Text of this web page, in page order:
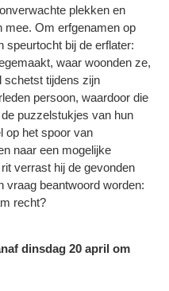
plekken en
mee. Om erfgenamen op
speurtocht bij de erflater:
waar woonden ze,
schetst tijdens zijn
persoon, waardoor die
puzzelstukjes van hun
op het spoor van
naar een mogelijke
verrast hij de gevonden
vraag beantwoord worden:
recht?
dinsdag 20 april om